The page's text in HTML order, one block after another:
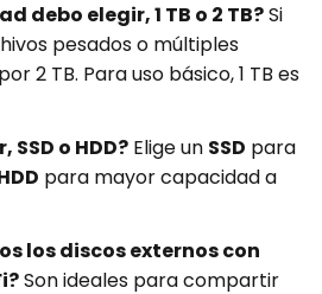
debo elegir, 1 TB o 2 TB?Si
pesados o múltiples
2 TB. Para uso básico, 1 TB es
SSD o HDD? Elige un SSD para
para mayor capacidad a
los discos externos con
Son ideales para compartir